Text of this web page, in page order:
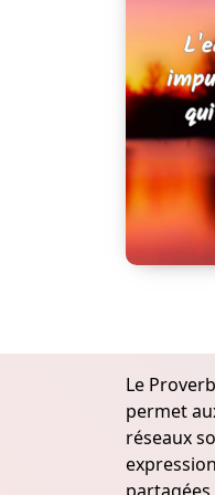
Le
permet
réseaux